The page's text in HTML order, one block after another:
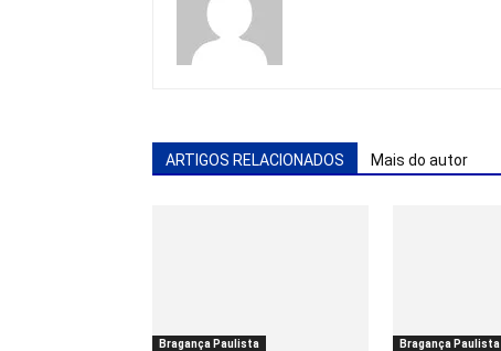
ARTIGOS RELACIONADOS Mais do autor
Bragança Paulista Bragança Paulista